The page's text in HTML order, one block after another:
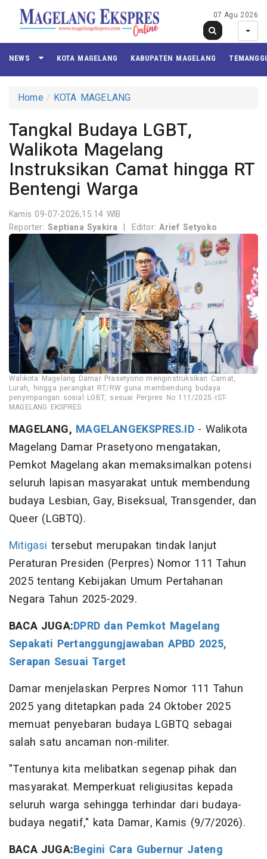
07 Agu 2026
NEWS KOTA MAGELANG KABUPATEN MAGELANG
Home KOTA MAGELANG
Tangkal Budaya LGBT,
Walikota Magelang
Instruksikan Camat hingga RT
Bentengi Warga
Kamis 09-07-2026,15:14 WIB
Reporter:Septiana Syakira | Editor:Arief Setyoko
Walikota Magelang Damar Prasetyono menginstruksikan Camat,
Lurah, hingga perangkat RT/RW guna membendung budaya
penyimpangan sosial LGBT, sesuai Perpres No 111/2025.-IST-
MAGELANG EKSPRES
MAGELANG, MAGELANGEKSPRES.ID- Walikota
Magelang Damar Prasetyono mengatakan,
Pemkot Magelang akan memaksimalkan potensi
seluruh lapisan masyarakat untuk membendung
budaya Lesbian, Gay, Biseksual, Transgender, dan
Queer (LGBTQ).
Mitigasi tersebut merupakan tindak lanjut
Peraturan Presiden (Perpres) Nomor 111 Tahun
2025 tentang Kebijakan Umum Pertahanan
Negara Tahun 2025-2029.
BACA JUGA:DPRD dan Pemkot Magelang
Sepakati Pertanggungjawaban APBD 2025,
Serapan Sesuai Target
Damar menjelaskan Perpres Nomor 111 Tahun
2025 yang ditetapkan pada 24 Oktober 2025
memuat penyebaran budaya LGBTQ sebagai
salah satu ancaman non-militer.
"Tentunya kita melibatkan segenap pihak dan
masyarakat. Memperkuat religiusitas kepada
seluruh warga sehingga terhindar dari budaya-
budaya negatif," kata Damar, Kamis (9/7/2026).
BACA JUGA:Begini Cara Gubernur Jateng